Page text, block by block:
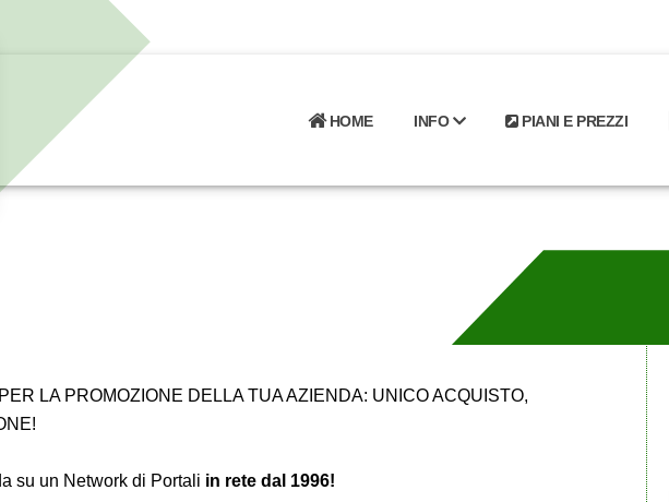
HOME INFO PIANI E PREZZI
LA PROMOZIONE DELLA TUA AZIENDA: UNICO ACQUISTO,
su un Network di Portali in rete dal 1996!